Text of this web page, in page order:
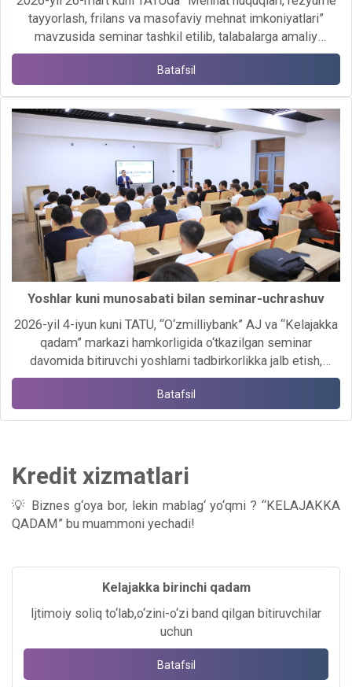
tayyorlash, frilans va masofaviy mehnat imkoniyatlari”
mavzusida seminar tashkil etilib, talabalarga amaliy
tavsiyalar va zamonaviy mehnat bozori talablari haqida
ma’lumotlar berildi.
Batafsil
Yoshlar kuni munosabati bilan seminar-uchrashuv
2026-yil 4-iyun kuni TATU, “O‘zmilliybank” AJ va “Kelajakka
qadam” markazi hamkorligida o‘tkazilgan seminar
davomida bitiruvchi yoshlarni tadbirkorlikka jalb etish,
biznes g‘oyalarni qo‘llab-quvvatlash va imtiyozli kredit
imkoniyatlari haqida batafsil ma’lumotlar berildi.
Batafsil
Kredit xizmatlari
💡 Biznes g‘oya bor, lekin mablag‘ yo‘qmi ? “KELAJAKKA
QADAM” bu muammoni yechadi!
Kelajakka birinchi qadam
Ijtimoiy soliq to‘lab,o‘zini-o‘zi band qilgan bitiruvchilar
uchun
Batafsil